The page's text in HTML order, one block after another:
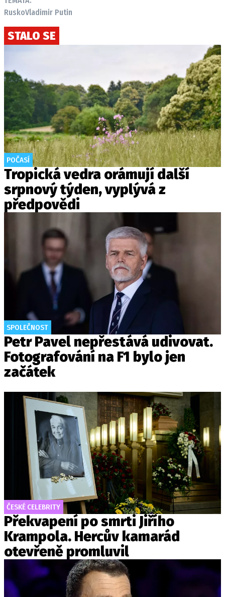
RuskoVladimir Putin
STALO SE
POČASÍ
Tropická vedra orámují další
srpnový týden, vyplývá z
předpovědi
SPOLEČNOST
Petr Pavel nepřestává udivovat.
Fotografování na F1 bylo jen
začátek
ČESKÉ CELEBRITY
Překvapení po smrti Jiřího
Krampola. Hercův kamarád
otevřeně promluvil